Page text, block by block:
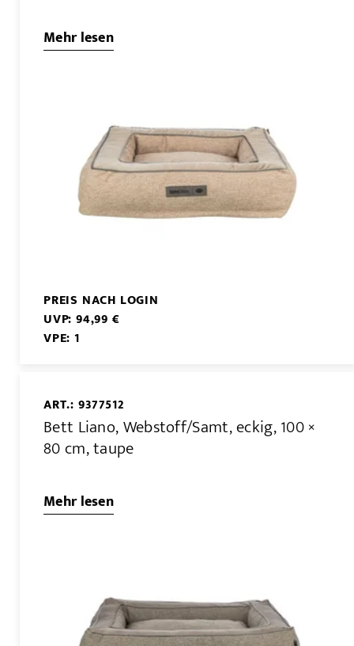
Mehr lesen
PREIS NACH LOGIN
UVP: 94,99 €
VPE: 1
ART.: 9377512
Bett Liano, Webstoff/Samt, eckig, 100 ×
80 cm, taupe
Mehr lesen